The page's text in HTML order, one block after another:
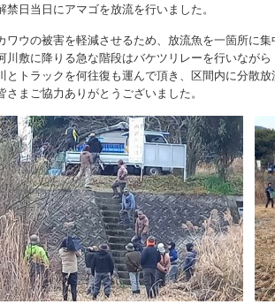
禁日当日にアマゴを放流を行いました。
ワウの被害を軽減させるため、放流魚を一箇所に
川敷に降りる急な階段はバケツリレーを行いながら
とトラックを何往復も運んで頂き、区間内に分散放
さまご協力ありがとうございました。